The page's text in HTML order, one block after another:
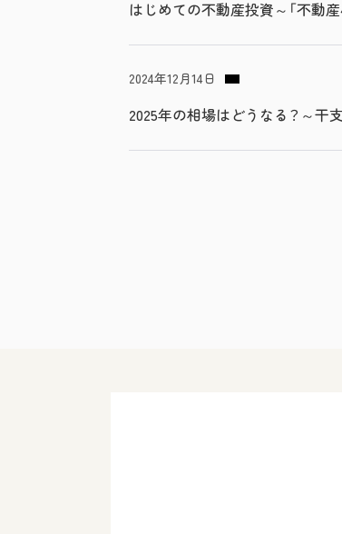
はじめての不動産投資～「不動
2024年12月14日
2025年の相場はどうなる？～干